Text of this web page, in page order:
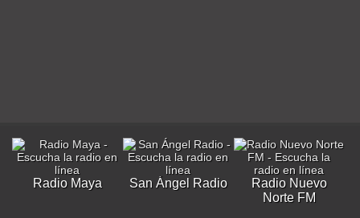
Radio Maya San Ángel Radio
Radio Nuevo
Norte FM